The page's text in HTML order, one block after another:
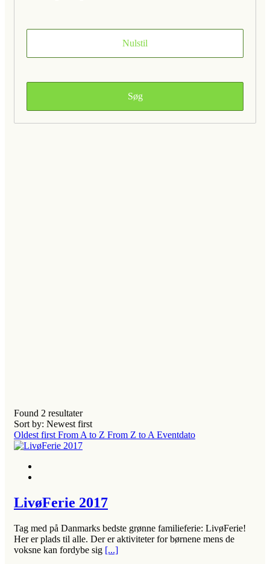
Found 2 resultater
Sort by: Newest first
Oldest first From A to Z From Z to A Eventdato
LivøFerie 2017
Tag med på Danmarks bedste grønne familieferie: LivøFerie!
Her er plads til alle. Der er aktiviteter for børnene mens de
voksne kan fordybe sig [...]